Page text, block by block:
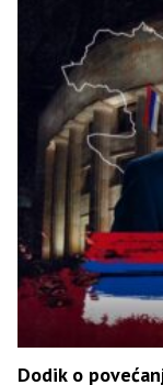
Dodik o